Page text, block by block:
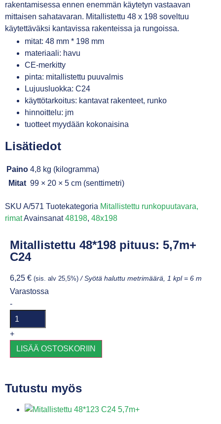
rakentamisessa ennen enemmän käytetyn vastaavan
mittaisen sahatavaran. Mitallistettu 48 x 198 soveltuu
käytettäväksi kantavissa rakenteissa ja rungoissa.
mitat: 48 mm * 198 mm
materiaali: havu
CE-merkitty
pinta: mitallistettu puuvalmis
Lujuusluokka: C24
käyttötarkoitus: kantavat rakenteet, runko
hinnoittelu: jm
tuotteet myydään kokonaisina
Lisätiedot
Paino 4,8 kg (kilogramma)
Mitat 99 × 20 × 5 cm (senttimetri)
SKU A/571 Tuotekategoria Mitallistettu runkopuutavara,
rimatAvainsanat 48198, 48x198
Mitallistettu 48*198 pituus: 5,7m+
C24
6,25 € (sis. alv 25,5%) / Syötä haluttu metrimäärä, 1 kpl = 6 m
Varastossa
-
+
LISÄÄ OSTOSKORIIN
Tutustu myös